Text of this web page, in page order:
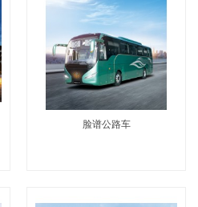
脸谱公路车